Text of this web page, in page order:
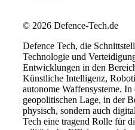
© 2026 Defence-Tech.de
Defence Tech, die
Technologie und
Entwicklungen in den
Künstliche Intelligenz,
autonome Waffensysteme.
geopolitischen Lage, in der
physisch, sondern auch
Tech eine tragend Rolle für